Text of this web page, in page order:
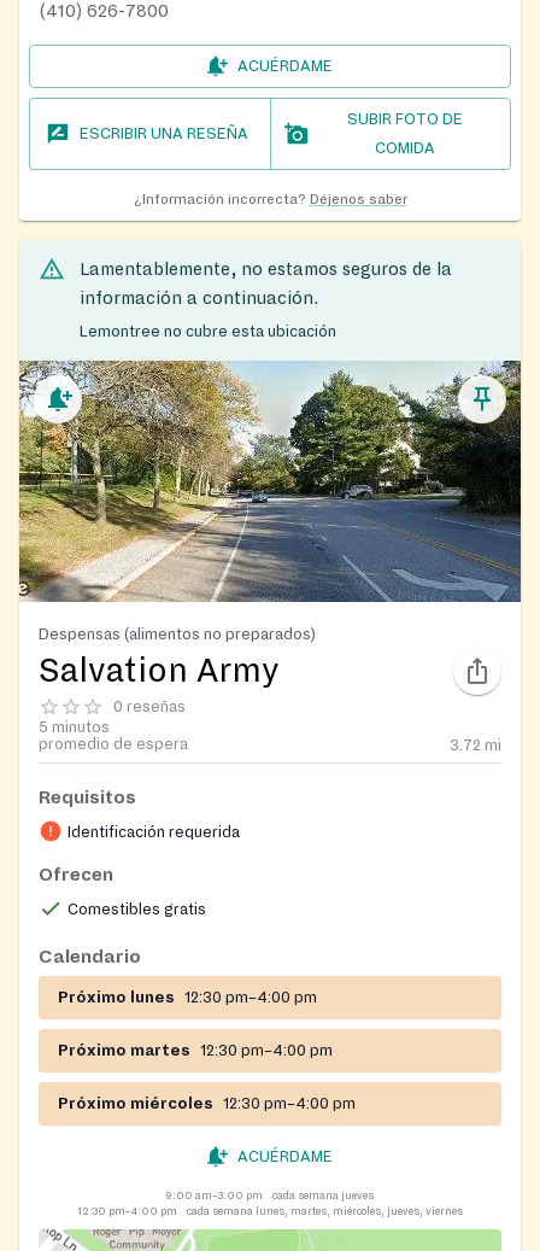
(410) 626-7800
ACUÉRDAME
ESCRIBIR UNA RESEÑA
SUBIR FOTO DE
COMIDA
¿Información incorrecta? Déjenos saber
Lamentablemente, no estamos seguros de la
información a continuación.
Lemontree no cubre esta ubicación
Despensas (alimentos no preparados)
Salvation Army
0 reseñas
5 minutos
promedio de espera
3.72 mi
Requisitos
Identificación requerida
Ofrecen
Comestibles gratis
Calendario
Próximo lunes 12:30 pm–4:00 pm
Próximo martes 12:30 pm–4:00 pm
Próximo miércoles 12:30 pm–4:00 pm
ACUÉRDAME
9:00 am–3:00 pm
cada semana jueves
12:30 pm–4:00 pm
cada semana lunes, martes, miércoles, jueves, viernes